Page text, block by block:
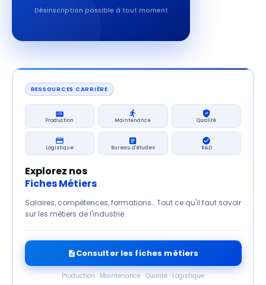
Désinscription possible à tout moment
RESSOURCES CARRIÈRE
Production Maintenance Qualité
Logistique Bureau d'études R&D
Explorez nos
Fiches Métiers
Salaires, compétences, formations… Tout ce qu'il faut savoir
sur les métiers de l'industrie.
Consulter les fiches métiers
Production · Maintenance · Qualité · Logistique